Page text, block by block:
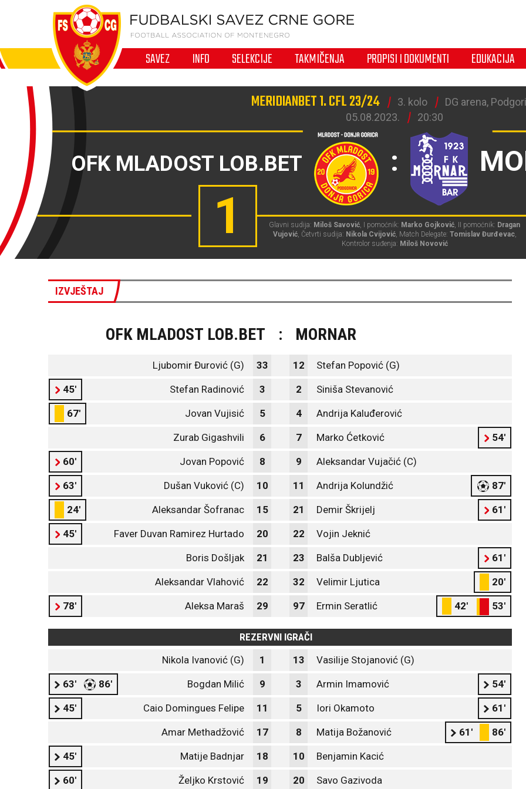
SAVEZ INFO SELEKCIJE TAKMIČENJA PROPISI I DOKUMENTI EDUKACIJA
MERIDIANBET 1. CFL 23/24 3. kolo
DG arena,
05.08.2023.
20:30
OFK MLADOST LOB.BET :
1 Glavni sudija: Miloš Savović, I pomoćnik: Marko Gojković, II pomoćnik: Dragan
Vujović, Četvrti sudija: Nikola Cvijović, Match Delegate: Tomislav Đurđevac,
Kontrolor suđenja: Miloš Novović
IZVJEŠTAJ
OFK MLADOST LOB.BET : MORNAR
Ljubomir Đurović (G) 33 12 Stefan Popović (G)
45' Stefan Radinović 3 2 Siniša Stevanović
67' Jovan Vujisić 5 4 Andrija Kaluđerović
Zurab Gigashvili 6 7 Marko Ćetković 54'
60' Jovan Popović 8 9 Aleksandar Vujačić (C)
63' Dušan Vuković (C) 10 11 Andrija Kolundžić 87'
24' Aleksandar Šofranac 15 21 Demir Škrijelj 61'
45' Faver Duvan Ramirez Hurtado 20 22 Vojin Jeknić
Boris Došljak 21 23 Balša Dubljević 61'
Aleksandar Vlahović 22 32 Velimir Ljutica 20'
78' Aleksa Maraš 29 97 Ermin Seratlić 42' 53'
REZERVNI IGRAČI
Nikola Ivanović (G)
1 13 Vasilije Stojanović (G)
63' 86' Bogdan Milić 9 3 Armin Imamović 54'
45' Caio Domingues Felipe 11 5 Iori Okamoto 61'
Amar Methadžović 17 8 Matija Božanović 61' 86'
45' Matije Badnjar 18 10 Benjamin Kacić
60' Željko Krstović 19 20 Savo Gazivoda